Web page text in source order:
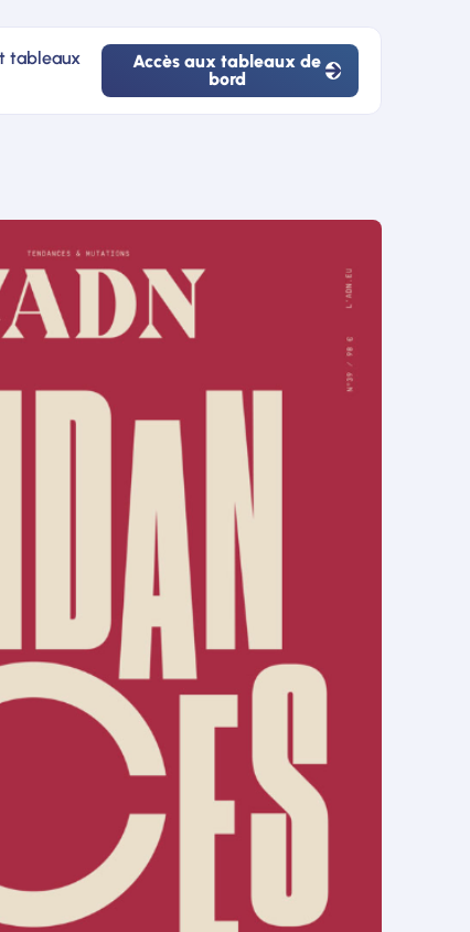
tableaux
Accès
aux
tableaux
Accès aux tableaux de
bord